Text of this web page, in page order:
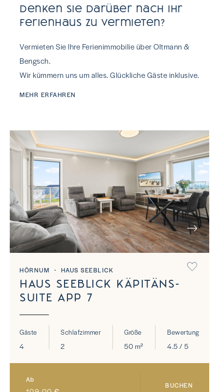
Denken Sie darüber nach Ihr
Ferienhaus zu vermieten?
Vermieten Sie Ihre Ferienimmobilie über Oltmann &
Bengsch.
Wir kümmern uns um alles. Glückliche Gäste inklusive.
MEHR ERFAHREN
NEXT
HÖRNUM ・ HAUS SEEBLICK
HAUS SEEBLICK KÄPITÄNS-
SUITE APP 7
Gäste
4
Schlafzimmer
2
Größe
50 m²
Bewertung
4.5 / 5
Ab
BUCHEN